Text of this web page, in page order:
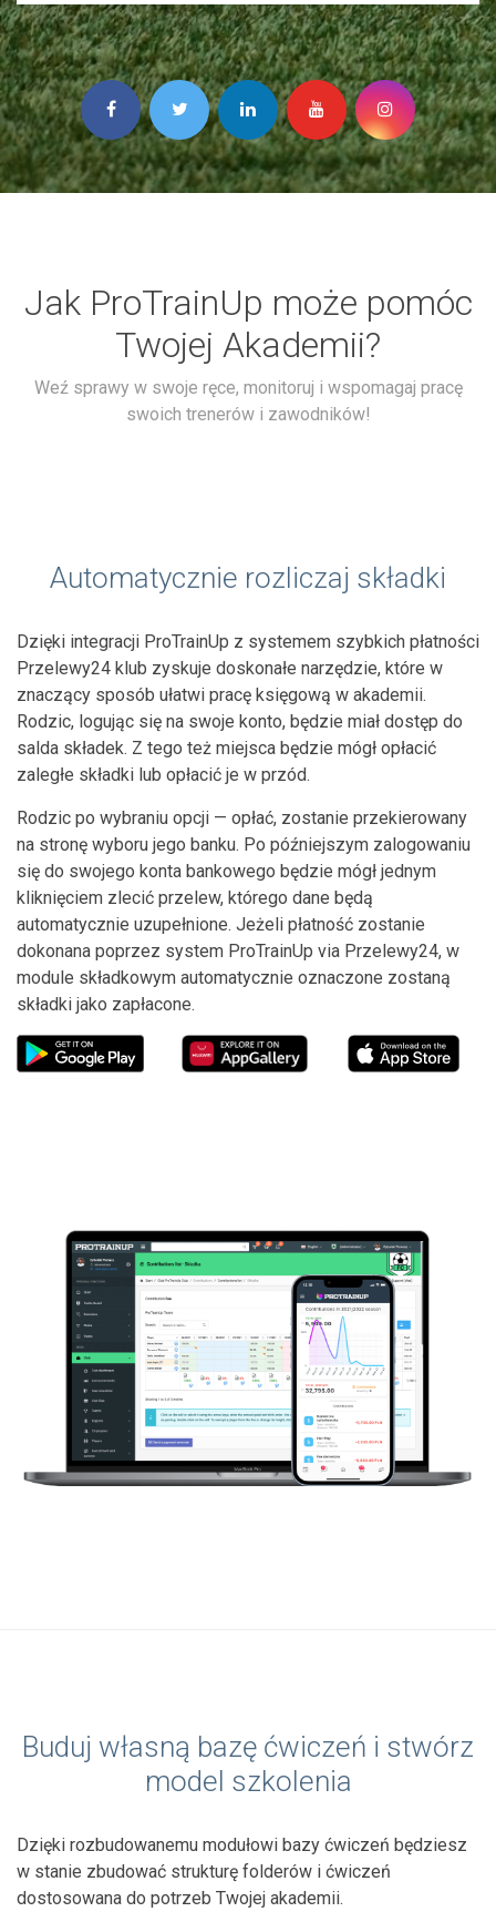
Jak ProTrainUp może pomóc
Twojej Akademii?
Weź sprawy w swoje ręce, monitoruj i wspomagaj pracę
swoich trenerów i zawodników!
Automatycznie rozliczaj składki
Dzięki integracji ProTrainUp z systemem szybkich płatności
Przelewy24 klub zyskuje doskonałe narzędzie, które w
znaczący sposób ułatwi pracę księgową w akademii.
Rodzic, logując się na swoje konto, będzie miał dostęp do
salda składek. Z tego też miejsca będzie mógł opłacić
zaległe składki lub opłacić je w przód.
Rodzic po wybraniu opcji — opłać, zostanie przekierowany
na stronę wyboru jego banku. Po późniejszym zalogowaniu
się do swojego konta bankowego będzie mógł jednym
kliknięciem zlecić przelew, którego dane będą
automatycznie uzupełnione. Jeżeli płatność zostanie
dokonana poprzez system ProTrainUp via Przelewy24, w
module składkowym automatycznie oznaczone zostaną
składki jako zapłacone.
Buduj własną bazę ćwiczeń i stwórz
model szkolenia
Dzięki rozbudowanemu modułowi bazy ćwiczeń będziesz
w stanie zbudować strukturę folderów i ćwiczeń
dostosowana do potrzeb Twojej akademii.